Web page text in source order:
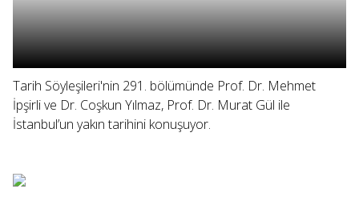
Tarih Söyleşileri'nin 291. bölümünde Prof. Dr. Mehmet
İpşirli ve Dr. Coşkun Yılmaz, Prof. Dr. Murat Gül ile
İstanbul’un yakın tarihini konuşuyor.